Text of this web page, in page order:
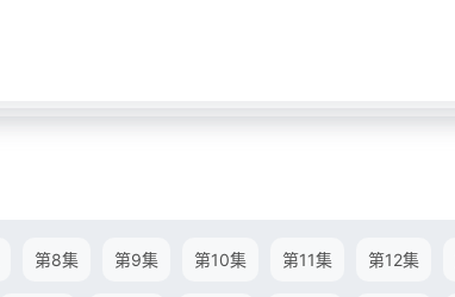
第8集 第9集 第10集 第11集 第12集